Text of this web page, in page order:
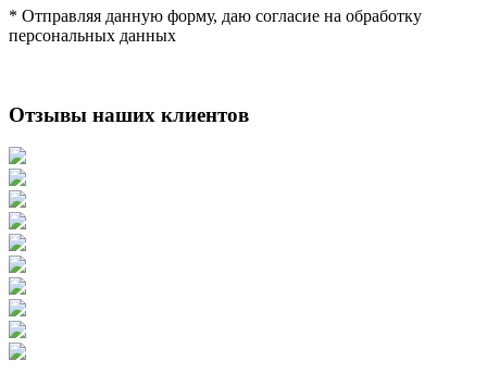
* Отправляя данную форму, даю согласие на обработку
персональных данных
Отзывы наших клиентов